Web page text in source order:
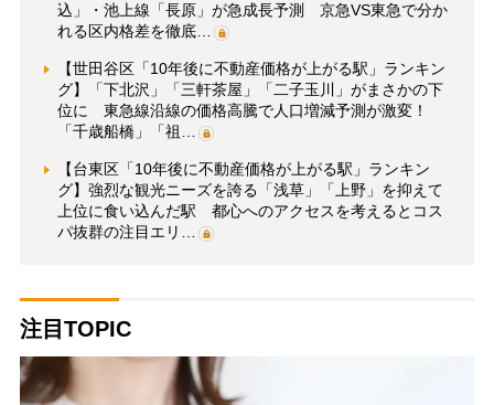
込」・池上線「長原」が急成長予測 京急VS東急で分か
れる区内格差を徹底…
【世田谷区「10年後に不動産価格が上がる駅」ランキン
グ】「下北沢」「三軒茶屋」「二子玉川」がまさかの下
位に 東急線沿線の価格高騰で人口増減予測が激変！
「千歳船橋」「祖…
【台東区「10年後に不動産価格が上がる駅」ランキン
グ】強烈な観光ニーズを誇る「浅草」「上野」を抑えて
上位に食い込んだ駅 都心へのアクセスを考えるとコス
パ抜群の注目エリ…
注目TOPIC